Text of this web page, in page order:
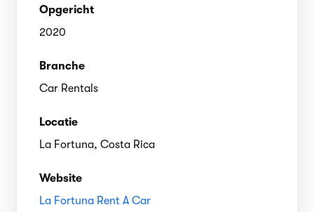
Opgericht
2020
Branche
Car Rentals
Locatie
La Fortuna, Costa Rica
Website
La Fortuna Rent A Car